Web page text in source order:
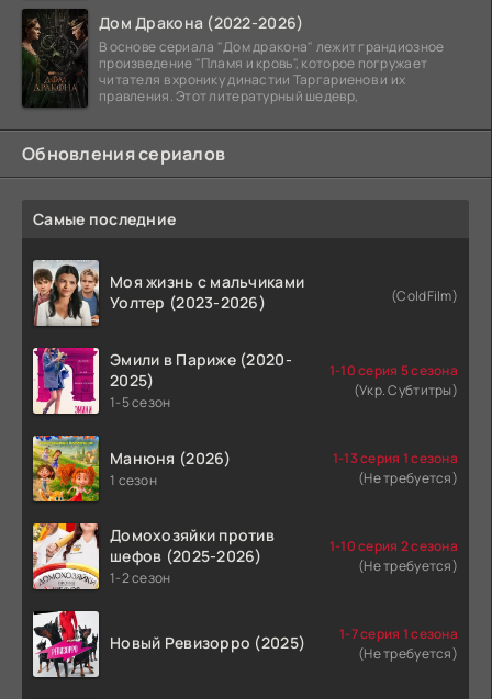
Дом Дракона (2022-2026)
В основе сериала "Дом дракона" лежит грандиозное
произведение "Пламя и кровь", которое погружает
читателя в хронику династии Таргариенов и их
правления. Этот литературный шедевр,
Обновления сериалов
Самые последние
Моя жизнь с мальчиками
Уолтер (2023-2026)
(ColdFilm)
Эмили в Париже (2020-
2025)
1-5 сезон
1-10 серия 5 сезона
(Укр. Субтитры)
Манюня (2026)
1 сезон
1-13 серия 1 сезона
(Не требуется)
Домохозяйки против
шефов (2025-2026)
1-2 сезон
1-10 серия 2 сезона
(Не требуется)
Новый Ревизорро (2025)
1-7 серия 1 сезона
(Не требуется)